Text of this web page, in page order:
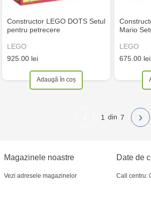
Constructor LEGO DOTS Setul
pentru petrecere
LEGO
925.00 lei
Adaugă în coș
Mario
LEGO
675.00 lei
1 7 ›
Magazinele noastre
Vezi adresele magazinelor
Date de
Call centru: